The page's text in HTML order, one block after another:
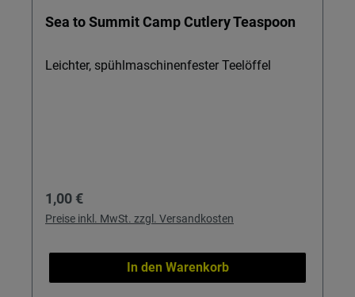
Sea to Summit Camp Cutlery Teaspoon
Leichter, spühlmaschinenfester Teelöffel
Regulärer Preis:
1,00 €
Preise inkl. MwSt. zzgl. Versandkosten
In den Warenkorb